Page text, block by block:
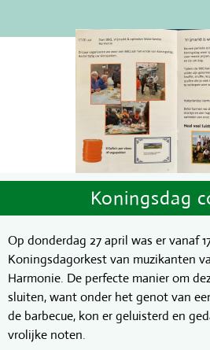
Koningsdag
Op donderdag 27 april was er vanaf
Koningsdagorkest van muzikanten
Harmonie. De perfecte manier om
sluiten, want onder het genot van
de barbecue, kon er geluisterd en
vrolijke noten.